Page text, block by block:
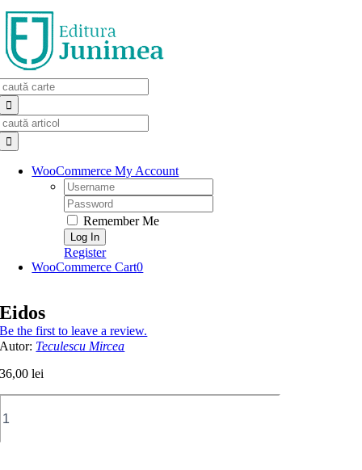
Skip
to
content
WooCommerce My Account
Username:
Password:
Remember Me
Register
WooCommerce Cart0
Eidos
Be the first to leave a review.
Autor: Teculescu Mircea
36,00lei